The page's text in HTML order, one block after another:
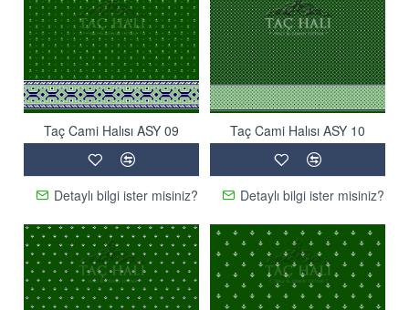
Taç Cami Halısı ASY 09
Detaylı bilgi ister misiniz?
Taç Cami Halısı ASY 10
Detaylı bilgi ister misiniz?